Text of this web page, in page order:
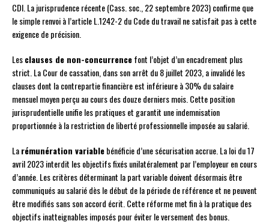
CDI. La jurisprudence récente (Cass. soc., 22 septembre 2023) confirme que
le simple renvoi à l’article L.1242-2 du Code du travail ne satisfait pas à cette
exigence de précision.
Lesclauses de non-concurrencefont l’objet d’un encadrement plus
strict. La Cour de cassation, dans son arrêt du 8 juillet 2023, a invalidé les
clauses dont la contrepartie financière est inférieure à 30% du salaire
mensuel moyen perçu au cours des douze derniers mois. Cette position
jurisprudentielle unifie les pratiques et garantit une indemnisation
proportionnée à la restriction de liberté professionnelle imposée au salarié.
Larémunération variablebénéficie d’une sécurisation accrue. La loi du 17
avril 2023 interdit les objectifs fixés unilatéralement par l’employeur en cours
d’année. Les critères déterminant la part variable doivent désormais être
communiqués au salarié dès le début de la période de référence et ne peuvent
être modifiés sans son accord écrit. Cette réforme met fin à la pratique des
objectifs inatteignables imposés pour éviter le versement des bonus.